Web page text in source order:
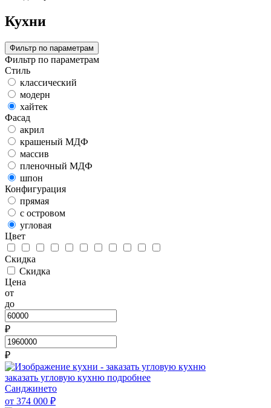
Кухни
Фильтр по параметрам
Фильтр по параметрам
Стиль
классический
модерн
хайтек
Фасад
акрил
крашеный МДФ
массив
пленочный МДФ
шпон
Конфигурация
прямая
с островом
угловая
Цвет
Скидка
Скидка
Цена
от
до
₽
₽
заказать угловую кухню подробнее
Санджинето
от 374 000 ₽